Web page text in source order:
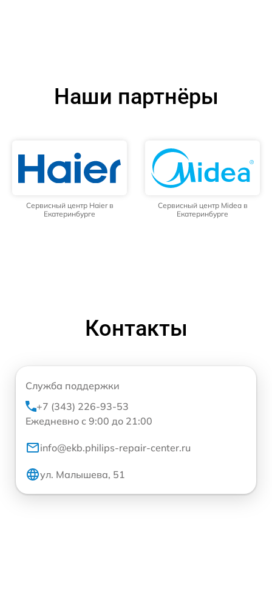
Наши партнёры
Сервисный центр Haier в
Екатеринбурге
Сервисный центр Midea в
Екатеринбурге
Контакты
Служба поддержки
+7 (343) 226-93-53
Ежедневно с 9:00 до 21:00
info@ekb.philips-repair-center.ru
ул. Малышева, 51